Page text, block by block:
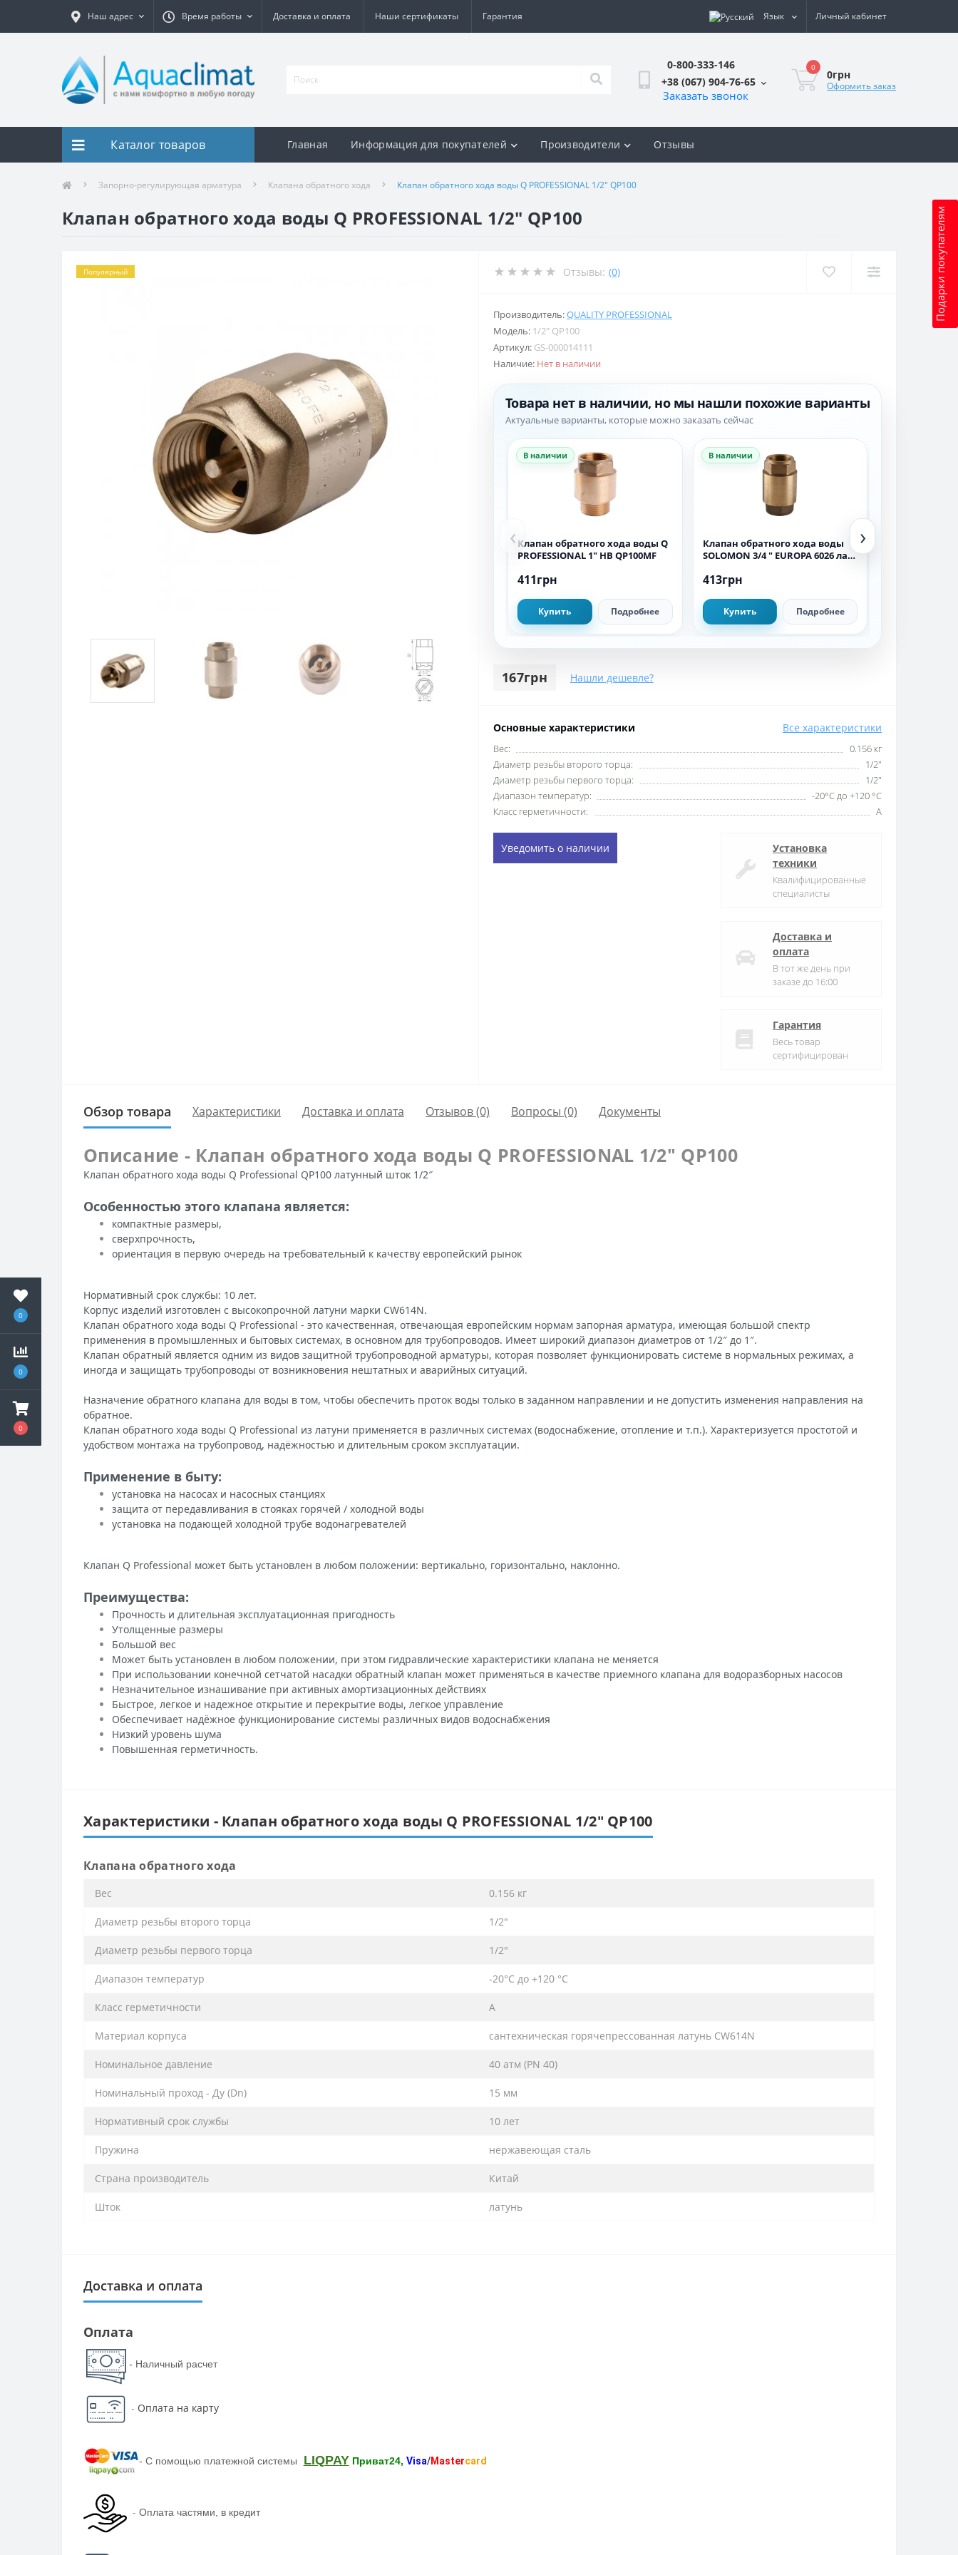
0
0
0
Наш адрес Время работы Доставка и оплата Наши сертификаты Гарантия Язык Личный кабинет
0-800-333-146
+38 (067) 904-76-65
Заказать звонок
0
0грн
Оформить заказ
Подарки покупателям
Каталог товаров Главная Информация для покупателей Производители Отзывы
Запорно-регулирующая арматура Клапана обратного хода Клапан обратного хода воды Q PROFESSIONAL 1/2″ QP100
Клапан обратного хода воды Q PROFESSIONAL 1/2″ QP100
Популярный Отзывы: (0)
Производитель:QUALITY PROFESSIONAL
Модель: 1/2″ QP100
Артикул: GS-000014111
Наличие: Нет в наличии
Товара нет в наличии, но мы нашли похожие варианты
Актуальные варианты, которые можно заказать сейчас
‹
В наличии
Клапан обратного хода воды Q
PROFESSIONAL 1″ НВ QP100MF
411грн
Купить Подробнее
В наличии
Клапан обратного хода воды
SOLOMON 3/4 ″ EUROPA 6026 лат.
413грн
Купить Подробнее
›
167грн Нашли дешевле?
Основные характеристики Все характеристики
Вес:
0.156 кг
Диаметр резьбы второго торца:
1/2″
Диаметр резьбы первого торца:
1/2″
Диапазон температур:
-20°С до +120 °С
Класс герметичности:
А
Уведомить о наличии
Установка
техники
Квалифицированные
специалисты
Доставка и
оплата
В тот же день при
заказе до 16:00
Гарантия
Весь товар
сертифицирован
Обзор товара Характеристики Доставка и оплата Отзывов (0) Вопросы (0) Документы
Описание - Клапан обратного хода воды Q PROFESSIONAL 1/2″ QP100
Клапан обратного хода воды Q Professional QP100 латунный шток 1/2″
Особенностью этого клапана является:
компактные размеры,
сверхпрочность,
ориентация в первую очередь на требовательный к качеству европейский рынок
Нормативный срок службы: 10 лет.
Корпус изделий изготовлен с высокопрочной латуни марки CW614N.
Клапан обратного хода воды Q Professional - это качественная, отвечающая европейским нормам запорная арматура, имеющая большой спектр
применения в промышленных и бытовых системах, в основном для трубопроводов. Имеет широкий диапазон диаметров от 1/2″ до 1″.
Клапан обратный является одним из видов защитной трубопроводной арматуры, которая позволяет функционировать системе в нормальных режимах, а
иногда и защищать трубопроводы от возникновения нештатных и аварийных ситуаций.
Назначение обратного клапана для воды в том, чтобы обеспечить проток воды только в заданном направлении и не допустить изменения направления на
обратное.
Клапан обратного хода воды Q Professional из латуни применяется в различных системах (водоснабжение, отопление и т.п.). Характеризуется простотой и
удобством монтажа на трубопровод, надёжностью и длительным сроком эксплуатации.
Применение в быту:
установка на насосах и насосных станциях
защита от передавливания в стояках горячей / холодной воды
установка на подающей холодной трубе водонагревателей
Клапан Q Professional может быть установлен в любом положении: вертикально, горизонтально, наклонно.
Преимущества:
Прочность и длительная эксплуатационная пригодность
Утолщенные размеры
Большой вес
Может быть установлен в любом положении, при этом гидравлические характеристики клапана не меняется
При использовании конечной сетчатой насадки обратный клапан может применяться в качестве приемного клапана для водоразборных насосов
Незначительное изнашивание при активных амортизационных действиях
Быстрое, легкое и надежное открытие и перекрытие воды, легкое управление
Обеспечивает надёжное функционирование системы различных видов водоснабжения
Низкий уровень шума
Повышенная герметичность.
Характеристики - Клапан обратного хода воды Q PROFESSIONAL 1/2″ QP100
Клапана обратного хода
Вес 0.156 кг
Диаметр резьбы второго торца 1/2″
Диаметр резьбы первого торца 1/2″
Диапазон температур -20°С до +120 °С
Класс герметичности А
Материал корпуса сантехническая горячепрессованная латунь CW614N
Номинальное давление 40 атм (PN 40)
Номинальный проход - Ду (Dn) 15 мм
Нормативный срок службы 10 лет
Пружина нержавеющая сталь
Страна производитель Китай
Шток латунь
Доставка и оплата
Оплата
- Наличный расчет
- Оплата на карту
- С помощью платежной системы LIQPAY Приват24, Visa/Mastercard
- Оплата частями, в кредит